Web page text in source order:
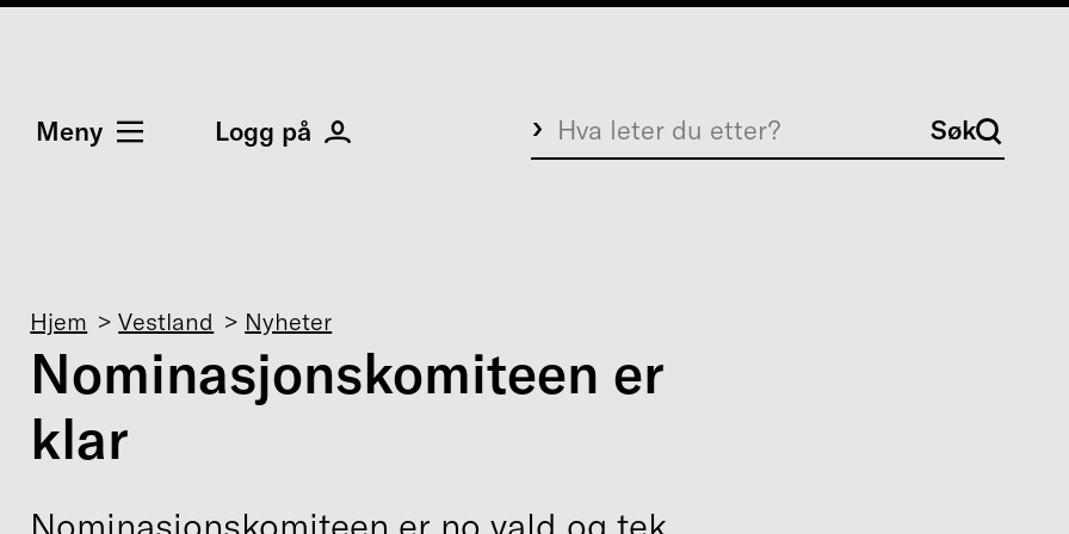
Meny Logg på Søk Søk
Navigasjonssti
Hjem Vestland Nyheter
Nominasjonskomiteen er
klar